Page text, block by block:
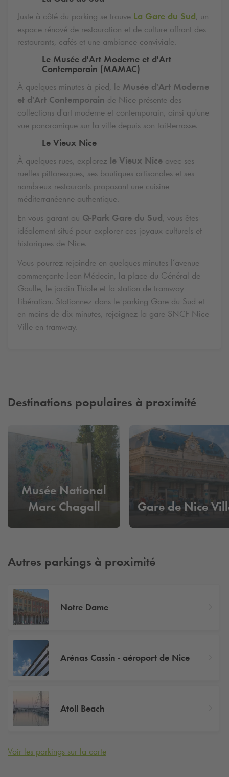
Juste à côté du parking se trouve La Gare du Sud, un
espace rénové de restauration et de culture offrant des
restaurants, cafés et une ambiance conviviale.
Le Musée d'Art Moderne et d'Art
Contemporain (MAMAC)
À quelques minutes à pied, le Musée d'Art Moderne
et d'Art Contemporain de Nice présente des
collections d'art moderne et contemporain, ainsi qu'une
vue panoramique sur la ville depuis son toit-terrasse.
Le Vieux Nice
À quelques rues, explorez le Vieux Nice avec ses
ruelles pittoresques, ses boutiques artisanales et ses
nombreux restaurants proposant une cuisine
méditerranéenne authentique.
En vous garant au Q-Park Gare du Sud, vous êtes
idéalement situé pour explorer ces joyaux culturels et
historiques de Nice.
Vous pourrez rejoindre en quelques minutes l’avenue
commerçante Jean-Médecin, la place du Général de
Gaulle, le jardin Thiole et la station de tramway
Libération. Stationnez dans le parking Gare du Sud et
en moins de dix minutes, rejoignez la gare SNCF Nice-
Ville en tramway.
Destinations populaires à proximité
Musée National
Marc Chagall
Gare de Nice
Autres parkings à proximité
Notre Dame
Arénas Cassin - aéroport de Nice
Atoll Beach
Voir les parkings sur la carte